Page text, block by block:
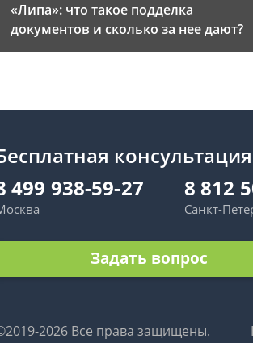
«Липа»: что такое подделка
документов и сколько за нее дают?
499 938-59-27
8 812
Санкт-
Задать вопрос
2026 Все права защищены.